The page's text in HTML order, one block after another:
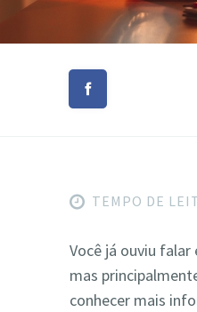
TEMPO DE
Você já ouviu
mas
conhecer mais